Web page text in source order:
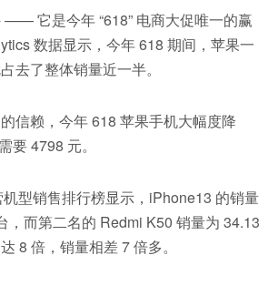
—— 它是今年 “618” 电商大促唯一的赢
数据显示，今年 618 期间，苹果一
去了整体销量近一半。
信赖，今年 618 苹果手机大幅度降
要 4798 元。
型销售排行榜显示，iPhone13 的销量
，而第二名的 Redmi K50 销量为 34.13
8 倍，销量相差 7 倍多。